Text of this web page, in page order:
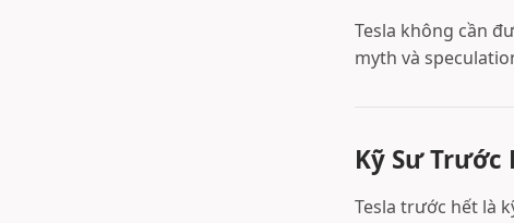
Tesla không cần
myth và
Kỹ Sư Trước
Tesla trước hết là